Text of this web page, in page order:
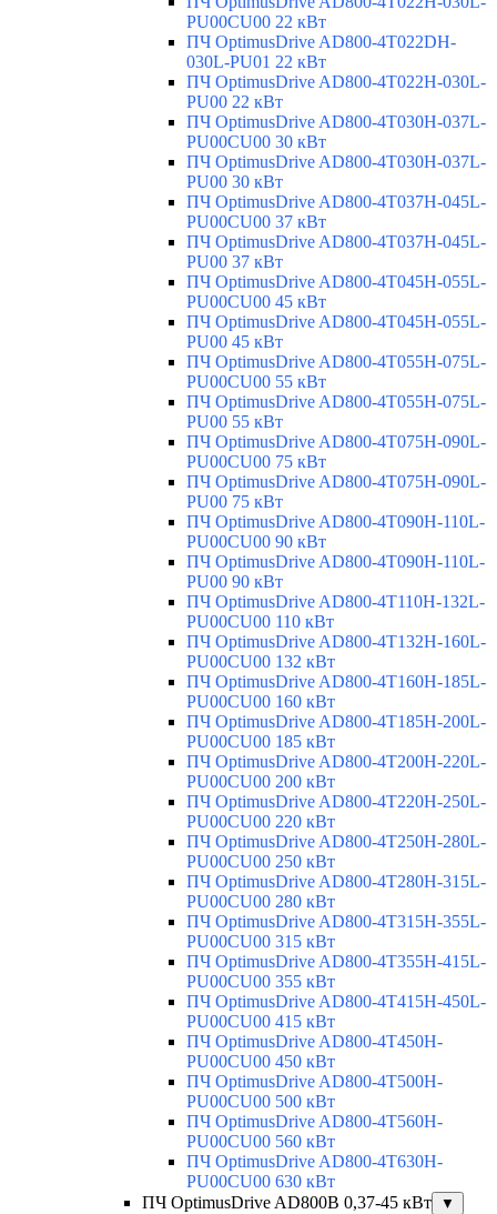
PU00CU00 22 кВт
ПЧ OptimusDrive AD800-4T022DH-
030L-PU01 22 кВт
ПЧ OptimusDrive AD800-4T022H-030L-
PU00 22 кВт
ПЧ OptimusDrive AD800-4T030H-037L-
PU00CU00 30 кВт
ПЧ OptimusDrive AD800-4T030H-037L-
PU00 30 кВт
ПЧ OptimusDrive AD800-4T037H-045L-
PU00CU00 37 кВт
ПЧ OptimusDrive AD800-4T037H-045L-
PU00 37 кВт
ПЧ OptimusDrive AD800-4T045H-055L-
PU00CU00 45 кВт
ПЧ OptimusDrive AD800-4T045H-055L-
PU00 45 кВт
ПЧ OptimusDrive AD800-4T055H-075L-
PU00CU00 55 кВт
ПЧ OptimusDrive AD800-4T055H-075L-
PU00 55 кВт
ПЧ OptimusDrive AD800-4T075H-090L-
PU00CU00 75 кВт
ПЧ OptimusDrive AD800-4T075H-090L-
PU00 75 кВт
ПЧ OptimusDrive AD800-4T090H-110L-
PU00CU00 90 кВт
ПЧ OptimusDrive AD800-4T090H-110L-
PU00 90 кВт
ПЧ OptimusDrive AD800-4T110H-132L-
PU00CU00 110 кВт
ПЧ OptimusDrive AD800-4T132H-160L-
PU00CU00 132 кВт
ПЧ OptimusDrive AD800-4T160H-185L-
PU00CU00 160 кВт
ПЧ OptimusDrive AD800-4T185H-200L-
PU00CU00 185 кВт
ПЧ OptimusDrive AD800-4T200H-220L-
PU00CU00 200 кВт
ПЧ OptimusDrive AD800-4T220H-250L-
PU00CU00 220 кВт
ПЧ OptimusDrive AD800-4T250H-280L-
PU00CU00 250 кВт
ПЧ OptimusDrive AD800-4T280H-315L-
PU00CU00 280 кВт
ПЧ OptimusDrive AD800-4T315H-355L-
PU00CU00 315 кВт
ПЧ OptimusDrive AD800-4T355H-415L-
PU00CU00 355 кВт
ПЧ OptimusDrive AD800-4T415H-450L-
PU00CU00 415 кВт
ПЧ OptimusDrive AD800-4T450H-
PU00CU00 450 кВт
ПЧ OptimusDrive AD800-4T500H-
PU00CU00 500 кВт
ПЧ OptimusDrive AD800-4T560H-
PU00CU00 560 кВт
ПЧ OptimusDrive AD800-4T630H-
PU00CU00 630 кВт
ПЧ OptimusDrive AD800B 0,37-45 кВт
▼